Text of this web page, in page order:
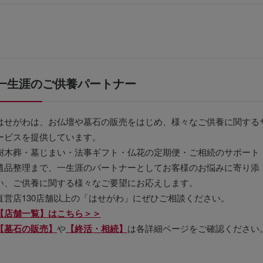
生涯のご供養パートナー
せがわは、お仏壇や墓石の販売をはじめ、様々なご供養に関する
ビスを提供しています。
木葬・墓じまい・法事ギフト・仏花の定期便・ご相続のサポート
品整理まで、一生涯のパートナーとしてお客様のお悩みに寄り添
、ご供養に関する様々なご要望にお応えします。
営店130店舗以上の「はせがわ」にぜひご相談ください。
店舗一覧】はこちら＞＞
墓石の販売】 や 【終活・相続】 は各詳細ページをご確認ください